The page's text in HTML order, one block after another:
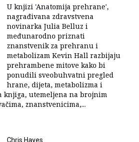
U knjizi 'Anatomija prehrane',
nagrađivana zdravstvena
novinarka Julia Belluz i
međunarodno priznati
znanstvenik za prehranu i
metabolizam Kevin Hall razbijaju
prehrambene mitove kako bi
ponudili sveobuhvatni pregled
hrane, dijeta, metabolizma i
knjiga, utemeljena na brojnim
znanstvenicima,...
Chris Hayes